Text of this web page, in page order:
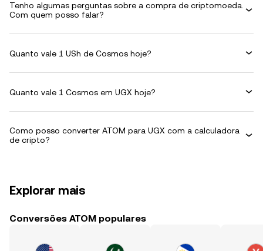
Tenho algumas perguntas sobre a compra de criptomoeda.
Com quem posso falar?
Quanto vale 1 USh de Cosmos hoje?
Quanto vale 1 Cosmos em UGX hoje?
Como posso converter ATOM para UGX com a calculadora
de cripto?
Explorar mais
Conversões ATOM populares